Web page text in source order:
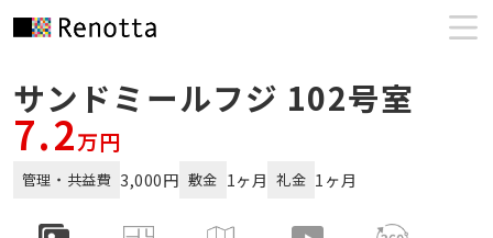
サンドミールフジ 102号室
7.2万円
管理・共益費 3,000円 敷金 1ヶ月 礼金 1ヶ月